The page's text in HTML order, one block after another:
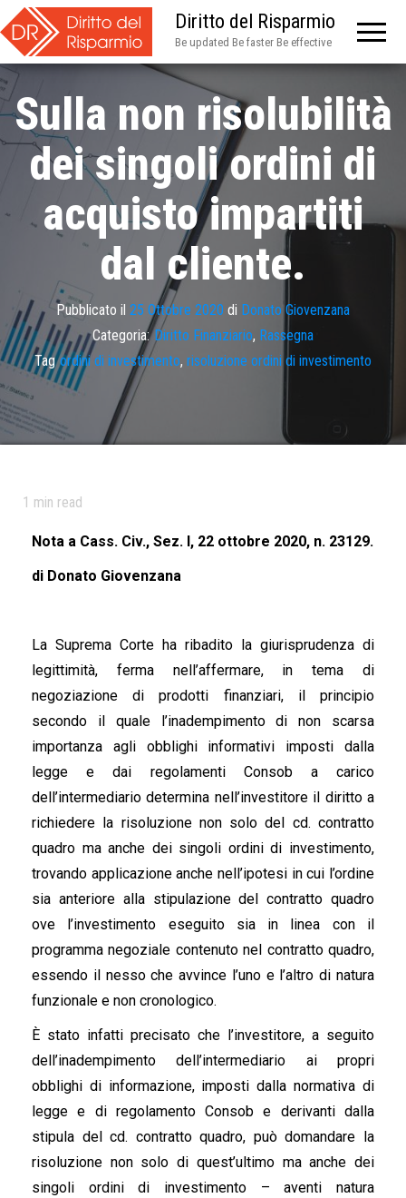
Diritto del Risparmio
Be updated Be faster Be effective
Sulla non risolubilità
dei singoli ordini di
acquisto impartiti
dal cliente.
Pubblicato il 25 Ottobre 2020 di Donato Giovenzana
Categoria: Diritto Finanziario, Rassegna
Tag ordini di investimento, risoluzione ordini di investimento
1 min read
Nota a Cass. Civ., Sez. I, 22 ottobre 2020, n. 23129.
di Donato Giovenzana
La Suprema Corte ha ribadito la giurisprudenza di
legittimità, ferma nell’affermare, in tema di
negoziazione di prodotti finanziari, il principio
secondo il quale l’inadempimento di non scarsa
importanza agli obblighi informativi imposti dalla
legge e dai regolamenti Consob a carico
dell’intermediario determina nell’investitore il diritto a
richiedere la risoluzione non solo del cd. contratto
quadro ma anche dei singoli ordini di investimento,
trovando applicazione anche nell’ipotesi in cui l’ordine
sia anteriore alla stipulazione del contratto quadro
ove l’investimento eseguito sia in linea con il
programma negoziale contenuto nel contratto quadro,
essendo il nesso che avvince l’uno e l’altro di natura
funzionale e non cronologico.
È stato infatti precisato che l’investitore, a seguito
dell’inadempimento dell’intermediario ai propri
obblighi di informazione, imposti dalla normativa di
legge e di regolamento Consob e derivanti dalla
stipula del cd. contratto quadro, può domandare la
risoluzione non solo di quest’ultimo ma anche dei
singoli ordini di investimento – aventi natura